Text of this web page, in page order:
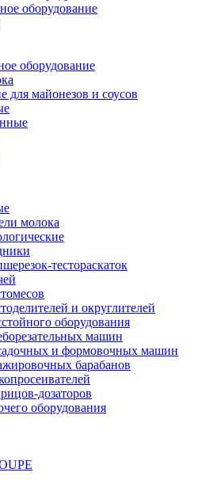
оборудование
оборудование
для майонезов и соусов
молока
тестораскаток
и округлителей
оборудования
машин
и формовочных машин
барабанов
дозаторов
оборудования